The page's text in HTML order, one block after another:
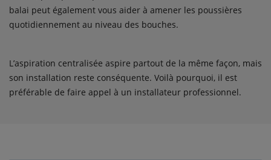
balai peut également vous aider à amener les poussières
quotidiennement au niveau des bouches.
L’aspiration centralisée aspire partout de la même façon, mais
son installation reste conséquente. Voilà pourquoi, il est
préférable de faire appel à un installateur professionnel.